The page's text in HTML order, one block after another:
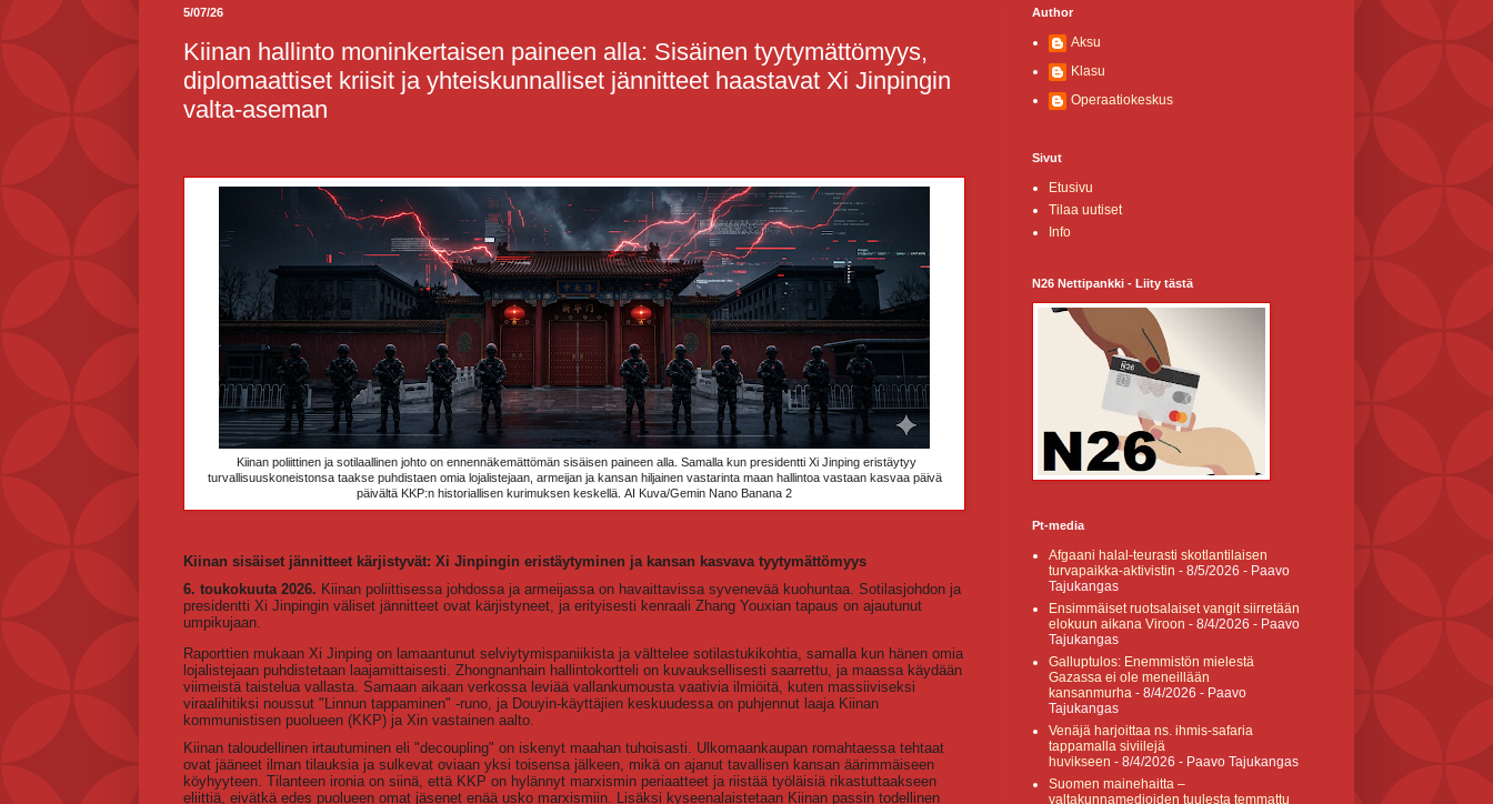
5/07/26
Kiinan hallinto moninkertaisen paineen alla: Sisäinen tyytymättömyys,
diplomaattiset kriisit ja yhteiskunnalliset jännitteet haastavat Xi Jinpingin
valta-aseman
Kiinan poliittinen ja sotilaallinen johto on ennennäkemättömän sisäisen paineen alla. Samalla kun presidentti Xi Jinping eristäytyy
turvallisuuskoneistonsa taakse puhdistaen omia lojalistejaan, armeijan ja kansan hiljainen vastarinta maan hallintoa vastaan kasvaa päivä
päivältä KKP:n historiallisen kurimuksen keskellä. AI Kuva/Gemin Nano Banana 2
Kiinan sisäiset jännitteet kärjistyvät: Xi Jinpingin eristäytyminen ja kansan kasvava tyytymättömyys
6. toukokuuta 2026. Kiinan poliittisessa johdossa ja armeijassa on havaittavissa syvenevää kuohuntaa. Sotilasjohdon ja
presidentti Xi Jinpingin väliset jännitteet ovat kärjistyneet, ja erityisesti kenraali Zhang Youxian tapaus on ajautunut
umpikujaan.
Raporttien mukaan Xi Jinping on lamaantunut selviytymispaniikista ja välttelee sotilastukikohtia, samalla kun hänen omia
lojalistejaan puhdistetaan laajamittaisesti. Zhongnanhain hallintokortteli on kuvauksellisesti saarrettu, ja maassa käydään
viimeistä taistelua vallasta. Samaan aikaan verkossa leviää vallankumousta vaativia ilmiöitä, kuten massiiviseksi
viraalihitiksi noussut "Linnun tappaminen" -runo, ja Douyin-käyttäjien keskuudessa on puhjennut laaja Kiinan
kommunistisen puolueen (KKP) ja Xin vastainen aalto.
Kiinan taloudellinen irtautuminen eli "decoupling" on iskenyt maahan tuhoisasti. Ulkomaankaupan romahtaessa tehtaat
ovat jääneet ilman tilauksia ja sulkevat oviaan yksi toisensa jälkeen, mikä on ajanut tavallisen kansan äärimmäiseen
köyhyyteen. Tilanteen ironia on siinä, että KKP on hylännyt marxismin periaatteet ja riistää työläisiä rikastuttaakseen
eliittiä, eivätkä edes puolueen omat jäsenet enää usko marxismiin. Lisäksi kyseenalaistetaan Kiinan passin todellinen
Author
Aksu
Klasu
Operaatiokeskus
Sivut
Etusivu
Tilaa uutiset
Info
N26 Nettipankki - Liity tästä
Pt-media
Afgaani halal-teurasti skotlantilaisen
turvapaikka-aktivistin - 8/5/2026 - Paavo
Tajukangas
Ensimmäiset ruotsalaiset vangit siirretään
elokuun aikana Viroon - 8/4/2026 - Paavo
Tajukangas
Galluptulos: Enemmistön mielestä
Gazassa ei ole meneillään
kansanmurha - 8/4/2026 - Paavo
Tajukangas
Venäjä harjoittaa ns. ihmis-safaria
tappamalla siviilejä
huvikseen - 8/4/2026 - Paavo Tajukangas
Suomen mainehaitta –
valtakunnamedioiden tuulesta temmattu